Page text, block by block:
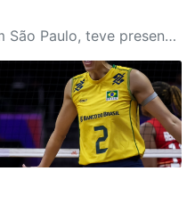
Evento sediado na FIESP, em São Paulo, teve presença do presidente da FIESP e do SESI-SP, Paulo Skaf, técnicos e atletas da equipe